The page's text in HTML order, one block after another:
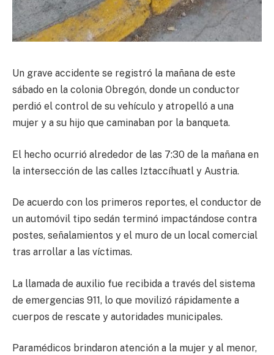
Un grave accidente se registró la mañana de este
sábado en la colonia Obregón, donde un conductor
perdió el control de su vehículo y atropelló a una
mujer y a su hijo que caminaban por la banqueta.
El hecho ocurrió alrededor de las 7:30 de la mañana en
la intersección de las calles Iztaccíhuatl y Austria.
De acuerdo con los primeros reportes, el conductor de
un automóvil tipo sedán terminó impactándose contra
postes, señalamientos y el muro de un local comercial
tras arrollar a las víctimas.
La llamada de auxilio fue recibida a través del sistema
de emergencias 911, lo que movilizó rápidamente a
cuerpos de rescate y autoridades municipales.
Paramédicos brindaron atención a la mujer y al menor,